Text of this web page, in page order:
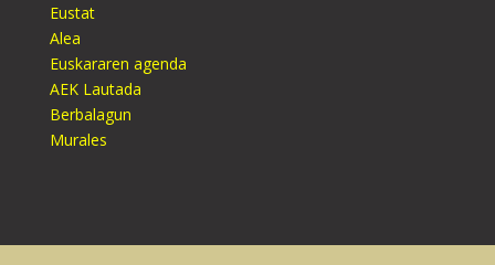
Eustat
Alea
Euskararen agenda
AEK Lautada
Berbalagun
Murales